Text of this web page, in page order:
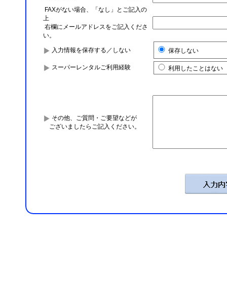
FAXがない場合、「なし」とご記入の
上
右欄にメールアドレスをご記入くださ
い。
入力情報を保存する／しない 保存しない
スーパーレンタルご利用経験 利用したことはない
その他、ご質問・ご要望などが
ございましたらご記入ください。